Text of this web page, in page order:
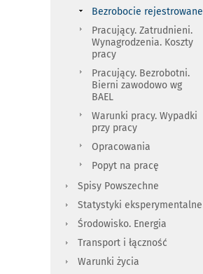
Bezrobocie rejestrowane
Pracujący. Zatrudnieni.
Wynagrodzenia. Koszty
pracy
Pracujący. Bezrobotni.
Bierni zawodowo wg
BAEL
Warunki pracy. Wypadki
przy pracy
Opracowania
Popyt na pracę
Spisy Powszechne
Statystyki eksperymentalne
Środowisko. Energia
Transport i łączność
Warunki życia